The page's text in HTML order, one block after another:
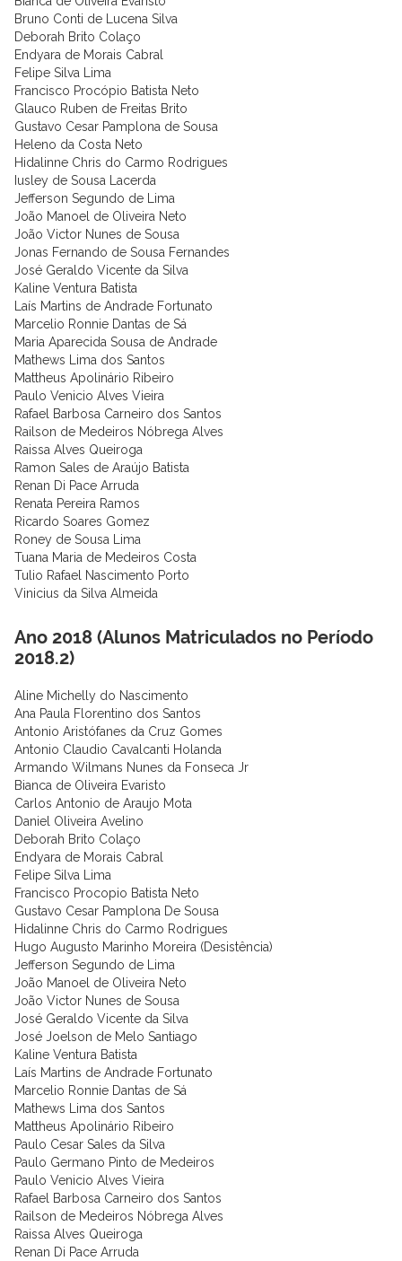
Bruno Conti de Lucena Silva
Deborah Brito Colaço
Endyara de Morais Cabral
Felipe Silva Lima
Francisco Procópio Batista Neto
Glauco Ruben de Freitas Brito
Gustavo Cesar Pamplona de Sousa
Heleno da Costa Neto
Hidalinne Chris do Carmo Rodrigues
Iusley de Sousa Lacerda
Jefferson Segundo de Lima
João Manoel de Oliveira Neto
João Victor Nunes de Sousa
Jonas Fernando de Sousa Fernandes
José Geraldo Vicente da Silva
Kaline Ventura Batista
Laís Martins de Andrade Fortunato
Marcelio Ronnie Dantas de Sá
Maria Aparecida Sousa de Andrade
Mathews Lima dos Santos
Mattheus Apolinário Ribeiro
Paulo Venicio Alves Vieira
Rafael Barbosa Carneiro dos Santos
Railson de Medeiros Nóbrega Alves
Raissa Alves Queiroga
Ramon Sales de Araújo Batista
Renan Di Pace Arruda
Renata Pereira Ramos
Ricardo Soares Gomez
Roney de Sousa Lima
Tuana Maria de Medeiros Costa
Tulio Rafael Nascimento Porto
Vinicius da Silva Almeida
Ano 2018 (Alunos Matriculados no Período
2018.2)
Aline Michelly do Nascimento
Ana Paula Florentino dos Santos
Antonio Aristófanes da Cruz Gomes
Antonio Claudio Cavalcanti Holanda
Armando Wilmans Nunes da Fonseca Jr
Bianca de Oliveira Evaristo
Carlos Antonio de Araujo Mota
Daniel Oliveira Avelino
Deborah Brito Colaço
Endyara de Morais Cabral
Felipe Silva Lima
Francisco Procopio Batista Neto
Gustavo Cesar Pamplona De Sousa
Hidalinne Chris do Carmo Rodrigues
Hugo Augusto Marinho Moreira (Desistência)
Jefferson Segundo de Lima
João Manoel de Oliveira Neto
João Victor Nunes de Sousa
José Geraldo Vicente da Silva
José Joelson de Melo Santiago
Kaline Ventura Batista
Laís Martins de Andrade Fortunato
Marcelio Ronnie Dantas de Sá
Mathews Lima dos Santos
Mattheus Apolinário Ribeiro
Paulo Cesar Sales da Silva
Paulo Germano Pinto de Medeiros
Paulo Venicio Alves Vieira
Rafael Barbosa Carneiro dos Santos
Railson de Medeiros Nóbrega Alves
Raissa Alves Queiroga
Renan Di Pace Arruda